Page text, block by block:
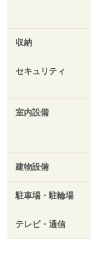
収納
セキュリティ
室内設備
建物設備
駐車場・駐輪場
テレビ・通信